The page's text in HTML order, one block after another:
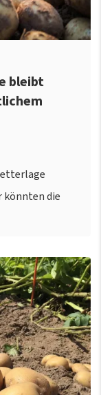
bleibt
könnten die